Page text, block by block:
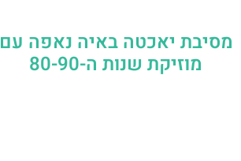
מסיבת יאכטה באיה נאפה עם
מוזיקת שנות ה-80-90